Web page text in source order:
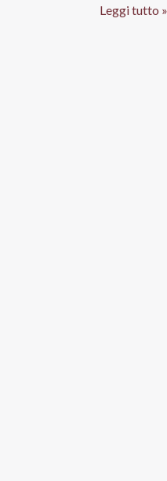
Falerio
Leggi tutto »